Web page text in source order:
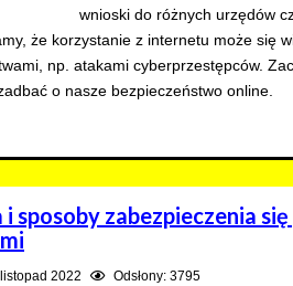
wnioski do różnych urzędów
że korzystanie z internetu może się
np. atakami cyberprzestępców.
o nasze bezpieczeństwo online.
sposoby zabezpieczenia się
2022 Odsłony: 3795